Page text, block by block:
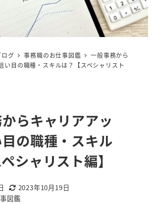
ログ 事務職のお仕事図鑑
一般事務から
い目の職種・スキルは？【スペシャリスト
らキャリアアッ
の職種・スキル
シャリスト編】
更新日2023年10月19日
図鑑